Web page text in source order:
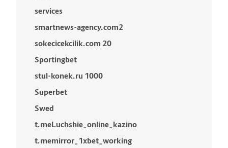
services
smartnews-agency.com2
sokecicekcilik.com 20
Sportingbet
stul-konek.ru 1000
Superbet
Swed
t.meLuchshie_online_kazino
t.memirror_1xbet_working